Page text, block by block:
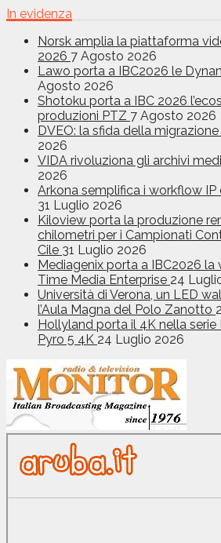
In evidenza
Norsk amplia la piattaforma
2026 7 Agosto 2026
Lawo porta a IBC2026 le
Agosto 2026
Shotoku porta a IBC 2026
produzioni PTZ 7 Agosto 2026
DVEO: la sfida della
2026
VIDA rivoluziona gli archivi
2026
Arkona semplifica i workflow
31 Luglio 2026
Kiloview porta la produzione
chilometri per i Campionati
Cile 31 Luglio 2026
Mediagenix porta a IBC2026 la
Time Media Enterprise 24
Università di Verona, un LED
l’Aula Magna del Polo Zanotto
Hollyland porta il 4K nella serie
Pyro 5 4K 24 Luglio 2026